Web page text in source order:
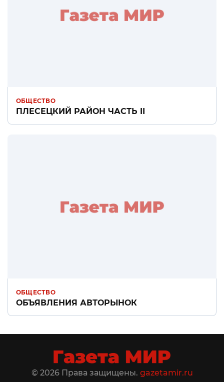
ОБЩЕСТВО
ПЛЕСЕЦКИЙ РАЙОН ЧАСТЬ II
ОБЩЕСТВО
ОБЪЯВЛЕНИЯ АВТОРЫНОК
© 2026 Права защищены. gazetamir.ru